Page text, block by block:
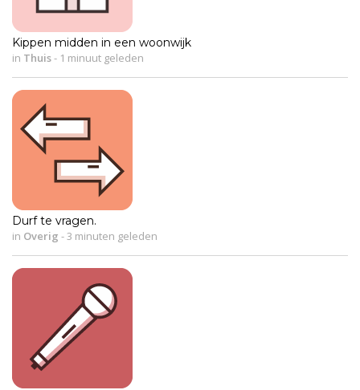
Kippen midden in een woonwijk
in Thuis- 1 minuut geleden
Durf te vragen.
in Overig -3 minuten geleden